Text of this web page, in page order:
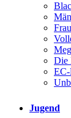
Die
EC-
Jugend